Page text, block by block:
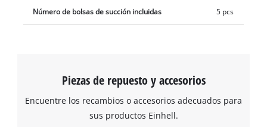
Número de bolsas de succión incluidas 5 pcs
Piezas de repuesto y accesorios
Encuentre los recambios o accesorios adecuados para
sus productos Einhell.